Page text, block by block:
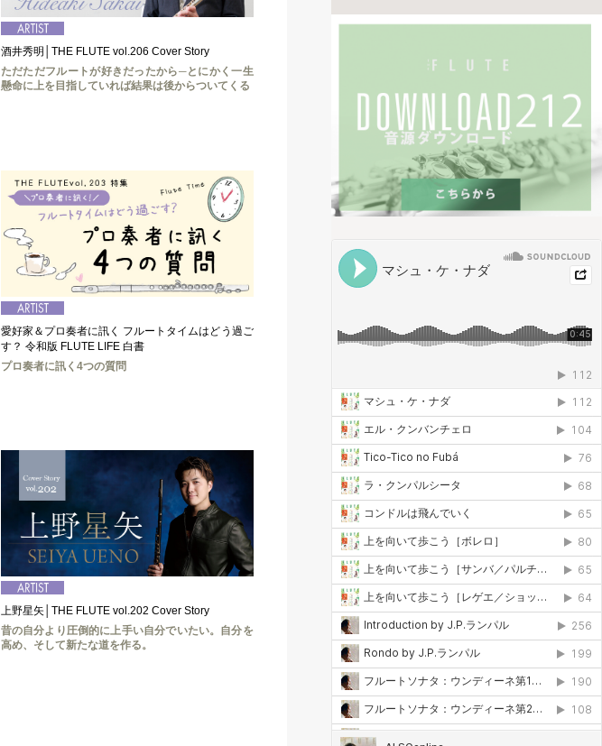
酒井秀明│THE FLUTE vol.206 Cover Story
ただただフルートが好きだったから─とにかく一生
懸命に上を目指していれば結果は後からついてくる
愛好家＆プロ奏者に訊く フルートタイムはどう過ご
す？ 令和版 FLUTE LIFE 白書
プロ奏者に訊く4つの質問
上野星矢│THE FLUTE vol.202 Cover Story
昔の自分より圧倒的に上手い自分でいたい。自分を
高め、そして新たな道を作る。